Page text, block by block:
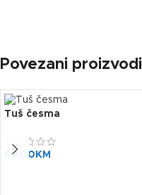
Povezani proizvodi
Tuš česma
64.00 KM